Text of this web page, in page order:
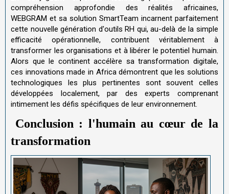
compréhension approfondie des réalités africaines,
WEBGRAM et sa solution SmartTeam incarnent parfaitement
cette nouvelle génération d'outils RH qui, au-delà de la simple
efficacité opérationnelle, contribuent véritablement à
transformer les organisations et à libérer le potentiel humain.
Alors que le continent accélère sa transformation digitale,
ces innovations made in Africa démontrent que les solutions
technologiques les plus pertinentes sont souvent celles
développées localement, par des experts comprenant
intimement les défis spécifiques de leur environnement.
Conclusion : l'humain au cœur de la
transformation